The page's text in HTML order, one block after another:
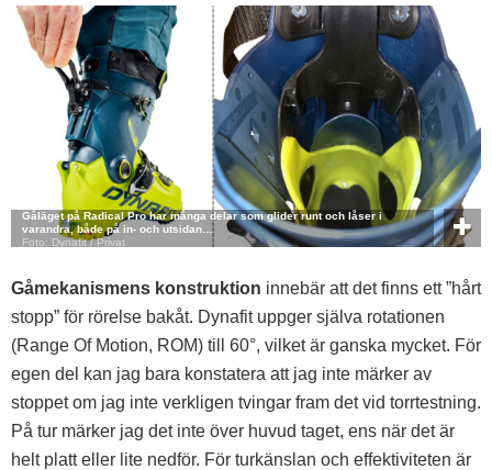
Gåläget på Radical Pro har många delar som glider runt och låser i
varandra, både på in- och utsidan…
Foto: Dynafit / Privat
Gåmekanismens konstruktion innebär att det finns ett ”hårt
stopp” för rörelse bakåt. Dynafit uppger själva rotationen
(Range Of Motion, ROM) till 60°, vilket är ganska mycket. För
egen del kan jag bara konstatera att jag inte märker av
stoppet om jag inte verkligen tvingar fram det vid torrtestning.
På tur märker jag det inte över huvud taget, ens när det är
helt platt eller lite nedför. För turkänslan och effektiviteten är